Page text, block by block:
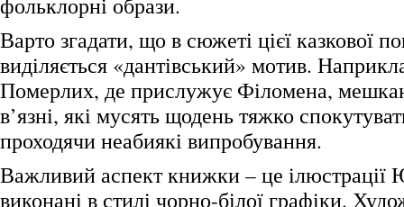
Варто згадати, що в сюжеті цієї казкової
виділяється «дантівський» мотив.
Померлих, де прислужує Філомена,
в’язні, які мусять щодень тяжко
проходячи неабиякі випробування.
Важливий аспект книжки – це
виконані в стилі чорно-білої графіки.